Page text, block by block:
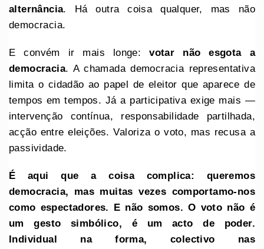
alternância. Há outra coisa qualquer, mas não
democracia.
E convém ir mais longe:votar não esgota a
democracia. A chamada democracia representativa
limita o cidadão ao papel de eleitor que aparece de
tempos em tempos. Já a participativa exige mais —
intervenção contínua, responsabilidade partilhada,
acção entre eleições. Valoriza o voto, mas recusa a
passividade.
É aqui que a coisa complica: queremos
democracia, mas muitas vezes comportamo-nos
como espectadores. E não somos. O voto não é
um gesto simbólico, é um acto de poder.
Individual na forma, colectivo nas